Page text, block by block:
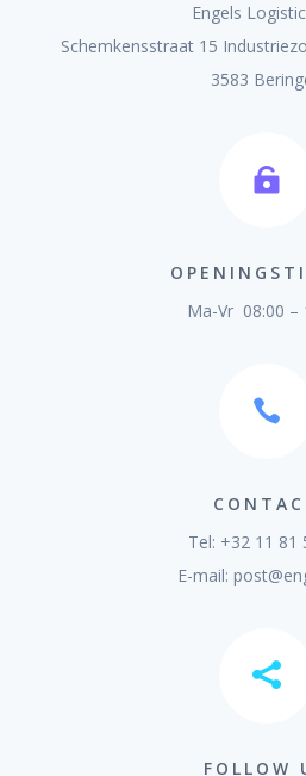
Engels
Schemkensstraat 15
3583

Ma-Vr 08:00 –

Tel: +32 11 81
E-mail:

FOLLOW